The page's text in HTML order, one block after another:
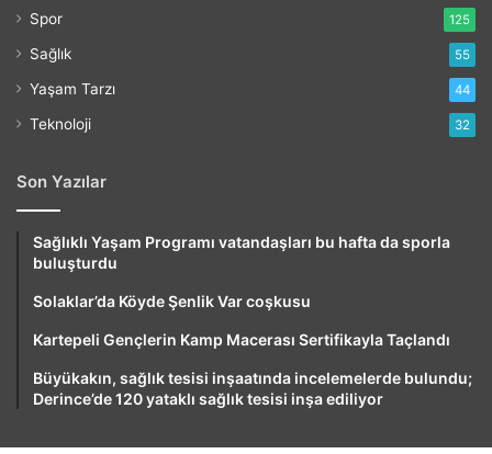
Spor 125
Sağlık 55
Yaşam Tarzı 44
Teknoloji 32
Son Yazılar
Sağlıklı Yaşam Programı vatandaşları bu hafta da sporla
buluşturdu
Solaklar’da Köyde Şenlik Var coşkusu
Kartepeli Gençlerin Kamp Macerası Sertifikayla Taçlandı
Büyükakın, sağlık tesisi inşaatında incelemelerde bulundu;
Derince’de 120 yataklı sağlık tesisi inşa ediliyor